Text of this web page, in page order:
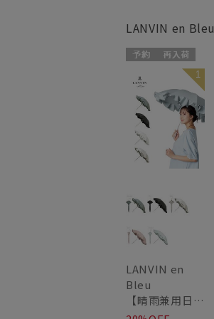
LANVIN en Bleu
再入荷
セール
送料無料
WOMEN
1
LANVIN en
Bleu
【晴雨兼用日傘】ランバン オン ブルー (LANVIN en Bleu) フレアフリル 一級遮光99.99% 遮熱 簡単開閉 UV 晴雨兼用